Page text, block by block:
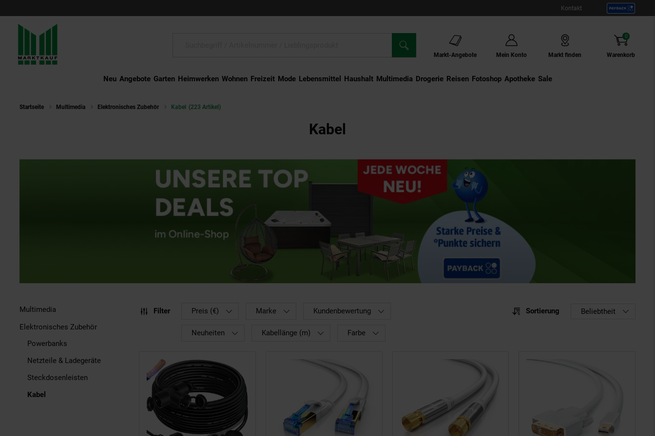
Kontakt
Markt-Angebote Mein Konto Markt finden Warenkorb
0
Artikel
Neu Angebote Garten Heimwerken Wohnen Freizeit Mode Lebensmittel Haushalt Multimedia Drogerie Externer Link:
Reisen Externer Link:
Fotoshop Externer Link:
Apotheke Sale
Startseite Multimedia Elektronisches Zubehör Kabel (223 Artikel)
Kabel
Multimedia
Elektronisches Zubehör
Powerbanks
Netzteile & Ladegeräte
Steckdosenleisten
Kabel
Filter Preis (€) Marke Kundenbewertung
Neuheiten Kabellänge (m) Farbe
Sortierung Beliebtheit